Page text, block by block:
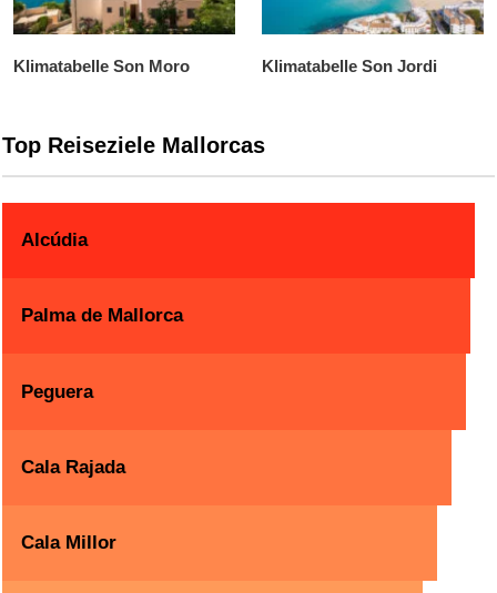
Klimatabelle Son Moro Klimatabelle Son Jordi
Top Reiseziele Mallorcas
Alcúdia
Palma de Mallorca
Peguera
Cala Rajada
Cala Millor